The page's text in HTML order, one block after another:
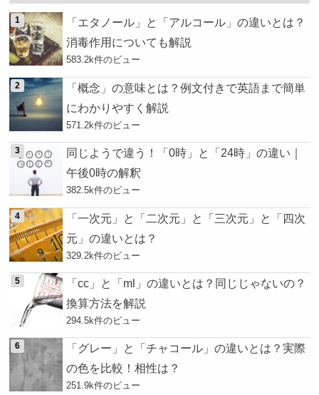
「エタノール」と「アルコール」の違いとは？
消毒作用についても解説
583.2k件のビュー
「概念」の意味とは？例文付きで英語まで簡単
にわかりやすく解説
571.2k件のビュー
同じようで違う！「0時」と「24時」の違い｜
午後0時の解釈
382.5k件のビュー
「一次元」と「二次元」と「三次元」と「四次
元」の違いとは？
329.2k件のビュー
「cc」と「ml」の違いとは？同じじゃないの？
換算方法を解説
294.5k件のビュー
「グレー」と「チャコール」の違いとは？実際
の色を比較！相性は？
251.9k件のビュー